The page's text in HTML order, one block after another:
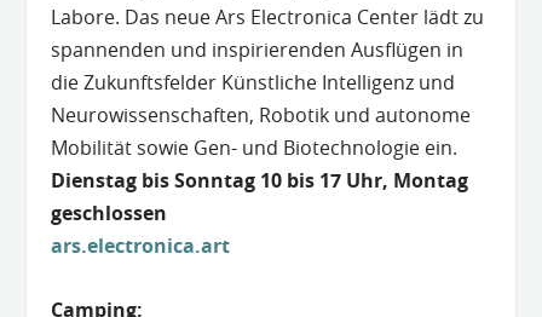
Labore. Das neue Ars Electronica Center lädt zu
spannenden und inspirierenden Ausflügen in
die Zukunftsfelder Künstliche Intelligenz und
Neurowissenschaften, Robotik und autonome
Mobilität sowie Gen- und Biotechnologie ein.
Dienstag bis Sonntag 10 bis 17 Uhr, Montag
geschlossen
ars.electronica.art
Camping: